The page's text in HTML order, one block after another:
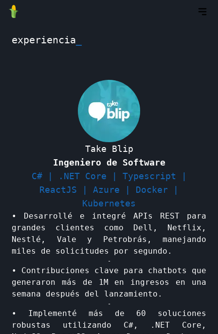
experiencia
Take Blip
Ingeniero de Software
C# | .NET Core | Typescript |
ReactJS | Azure | Docker |
Kubernetes
• Desarrollé e integré APIs REST para
grandes clientes como Dell, Netflix,
Nestlé, Vale y Petrobrás, manejando
miles de solicitudes por segundo.
-
• Contribuciones clave para chatbots que
generaron más de 1M en ingresos en una
semana después del lanzamiento.
-
• Implementé más de 60 soluciones
robustas utilizando C#, .NET Core,